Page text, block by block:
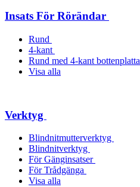
Insats För Rörändar
Rund
4-kant
Rund med 4-kant bottenplatta
Visa alla
Verktyg
Blindnitmutterverktyg
Blindnitverktyg
För Gänginsatser
För Trådgänga
Visa alla